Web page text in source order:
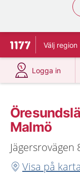
Till startsidan för
Välj region
Logga in
på 1177.se
Malmö
Jägersrovägen
Visa på karta